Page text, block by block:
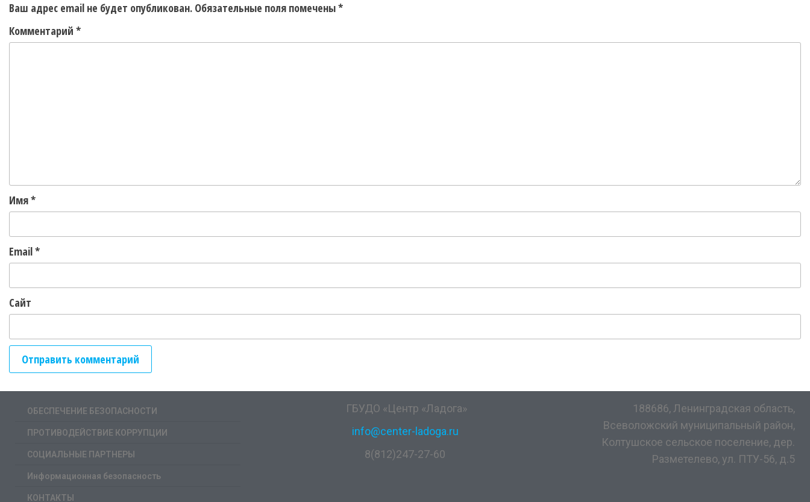
Ваш адрес email не будет опубликован. Обязательные поля помечены*
Комментарий *
Имя*
Email*
Сайт
ОБЕСПЕЧЕНИЕ БЕЗОПАСНОСТИ
ПРОТИВОДЕЙСТВИЕ КОРРУПЦИИ
СОЦИАЛЬНЫЕ ПАРТНЕРЫ
Информационная безопасность
КОНТАКТЫ
ГБУДО «Центр «Ладога»
info@center-ladoga.ru
8(812)247-27-60
188686, Ленинградская область,
Всеволожский муниципальный район,
Колтушское сельское поселение, дер.
Разметелево, ул. ПТУ-56, д.5